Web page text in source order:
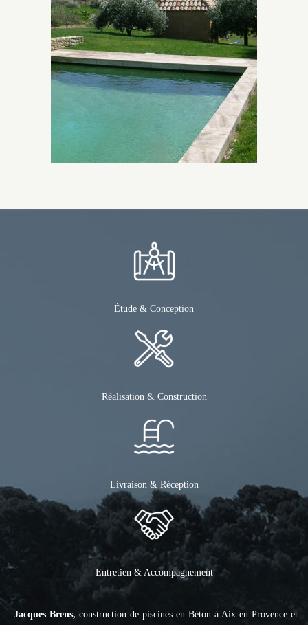
Étude & Conception
Réalisation & Construction
Livraison & Réception
Entretien & Accompagnement
Jacques Brens, construction de piscines en Béton à Aix en Provence et